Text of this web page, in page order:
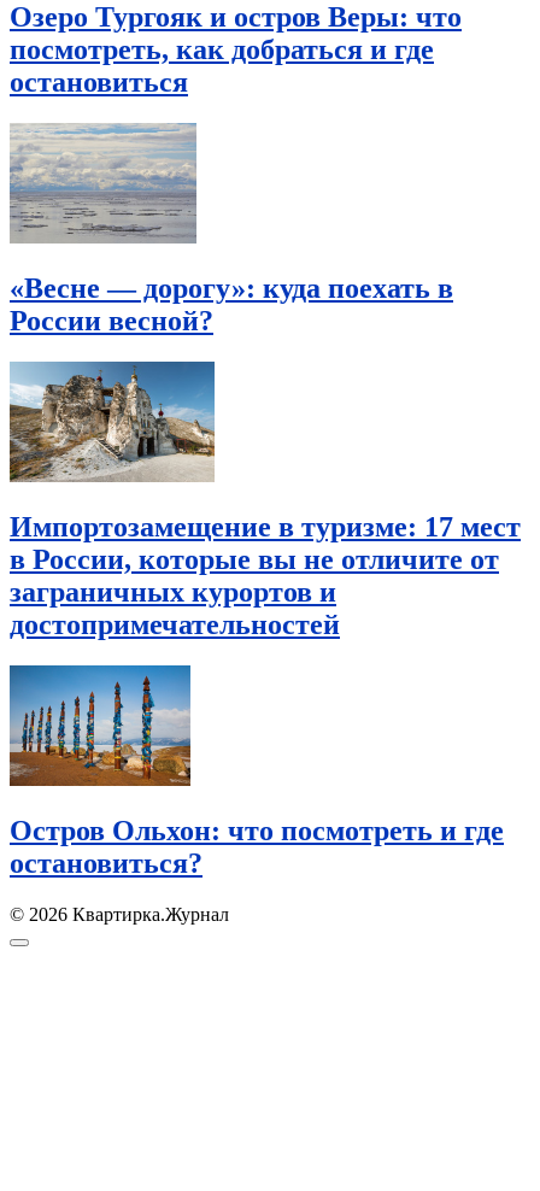
Озеро Тургояк и остров Веры: что
посмотреть, как добраться и где
остановиться
«Весне — дорогу»: куда поехать в
России весной?
Импортозамещение в туризме: 17 мест
в России, которые вы не отличите от
заграничных курортов и
достопримечательностей
Остров Ольхон: что посмотреть и где
остановиться?
© 2026 Квартирка.Журнал